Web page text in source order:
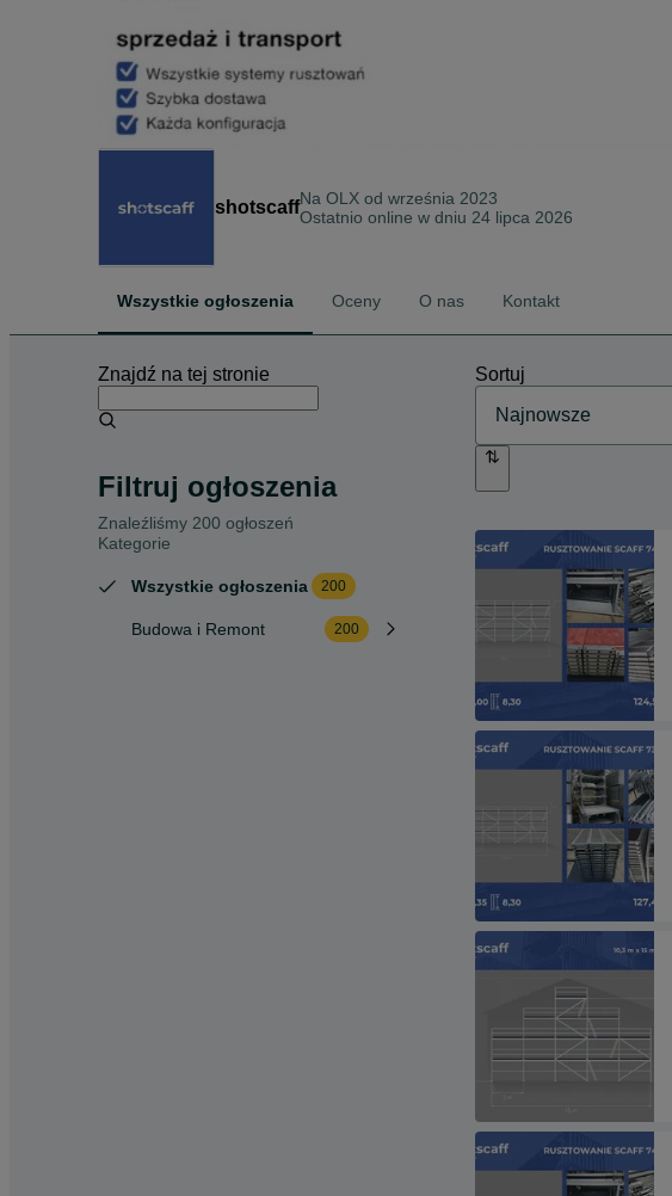
shotscaffNa OLX od września 2023
Ostatnio online w dniu 24 lipca 2026
Wszystkie ogłoszenia Oceny O nas Kontakt
Znajdź na tej stronie
Filtruj ogłoszenia
Znaleźliśmy 200 ogłoszeń
Kategorie
Wszystkie ogłoszenia 200
Budowa i Remont 200
Sortuj